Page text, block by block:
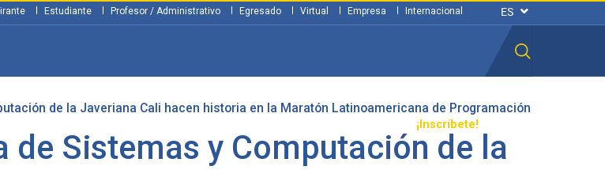
¡Inscríbete!
Estudiante Profesor / Administrativo Egresado Virtual Empresa Internacional
de la Javeriana Cali hacen historia en la Maratón Latinoamericana de Programación
de Sistemas y Computación de la